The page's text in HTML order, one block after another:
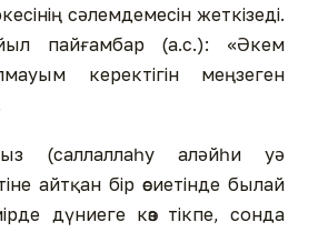
сəлемдемесін жеткізеді.
пайғамбар (а.с.): «Əкем
керектігін меңзеген
(саллаллаһу алəйһи уə
айтқан бір өсиетінде былай
дүниеге көз тікпе, сонда